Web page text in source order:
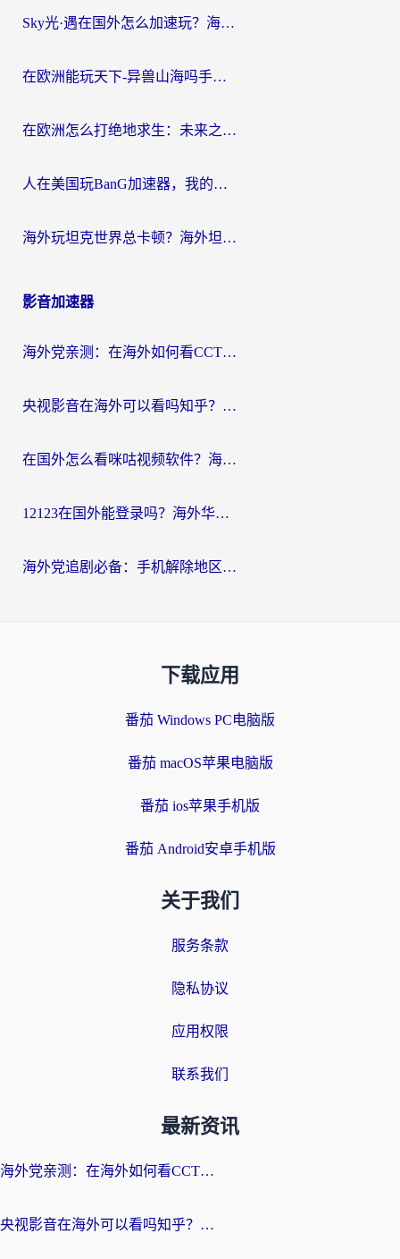
Sky光·遇在国外怎么加速玩？海外党亲测有效的国服游戏加速指南
在欧洲能玩天下-异兽山海吗手游？海外玩家的加速器生存指南
在欧洲怎么打绝地求生：未来之役不卡？留学生亲测的加速器避坑指南
人在美国玩BanG加速器，我的延迟终于绿了
海外玩坦克世界总卡顿？海外坦克世界加速器有哪些？实测好用的选择在这里
影音加速器
海外党亲测：在海外如何看CCTV？告别“仅限大陆播放”的实用指南
央视影音在海外可以看吗知乎？留学生亲测：3步解决地域限制+追剧自由
在国外怎么看咪咕视频软件？海外党亲测有效的回国加速方案
12123在国外能登录吗？海外华人必看的回国加速实用指南
海外党追剧必备：手机解除地区限制app怎么选？解决央视视频&国内剧地区限制全指南
下载应用
番茄 Windows PC电脑版
番茄 macOS苹果电脑版
番茄 ios苹果手机版
番茄 Android安卓手机版
关于我们
服务条款
隐私协议
应用权限
联系我们
最新资讯
海外党亲测：在海外如何看CCTV？告别“仅限大陆播放”的实用指南
央视影音在海外可以看吗知乎？留学生亲测：3步解决地域限制+追剧自由